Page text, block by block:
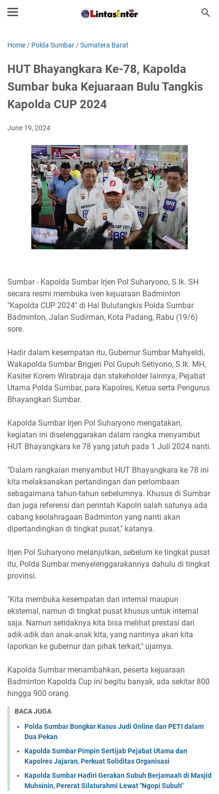
Home / Polda Sumbar /Sumatera Barat
HUT Bhayangkara Ke-78, Kapolda
Sumbar buka Kejuaraan Bulu Tangkis
Kapolda CUP 2024
June 19, 2024
Sumbar - Kapolda Sumbar Irjen Pol Suharyono, S.Ik. SH
secara resmi membuka iven kejuaraan Badminton
"Kapolda CUP 2024" di Hal Bulutangkis Polda Sumbar
Badminton, Jalan Sudirman, Kota Padang, Rabu (19/6)
sore.
Hadir dalam kesempatan itu, Gubernur Sumbar Mahyeldi,
Wakapolda Sumbar Brigjen Pol Gupuh Setiyono, S.Ik. MH,
Kasiter Korem Wirabraja dan stakeholder lainnya, Pejabat
Utama Polda Sumbar, para Kapolres, Ketua serta Pengurus
Bhayangkari Sumbar.
Kapolda Sumbar Irjen Pol Suharyono mengatakan,
kegiatan ini diselenggarakan dalam rangka menyambut
HUT Bhayangkara ke 78 yang jatuh pada 1 Juli 2024 nanti.
"Dalam rangkaian menyambut HUT Bhayangkara ke 78 ini
kita melaksanakan pertandingan dan perlombaan
sebagaimana tahun-tahun sebelumnya. Khusus di Sumbar
dan juga referensi dari perintah Kapolri salah satunya ada
cabang keolahragaan Badminton yang nanti akan
dipertandingkan di tingkat pusat," katanya.
Irjen Pol Suharyono melanjutkan, sebelum ke tingkat pusat
itu, Polda Sumbar menyelenggarakannya dahulu di tingkat
provinsi.
"Kita membuka kesempatan dari internal maupun
eksternal, namun di tingkat pusat khusus untuk internal
saja. Namun setidaknya kita bisa melihat prestasi dari
adik-adik dan anak-anak kita, yang nantinya akan kita
laporkan ke gubernur dan pihak terkait," ujarnya.
Kapolda Sumbar menambahkan, peserta kejuaraan
Badminton Kapolda Cup ini begitu banyak, ada sekitar 800
hingga 900 orang.
BACA JUGA
Polda Sumbar Bongkar Kasus Judi Online dan PETI dalam
Dua Pekan
Kapolda Sumbar Pimpin Sertijab Pejabat Utama dan
Kapolres Jajaran, Perkuat Soliditas Organisasi
Kapolda Sumbar Hadiri Gerakan Subuh Berjamaah di Masjid
Muhsinin, Pererat Silaturahmi Lewat "Ngopi Subuh"